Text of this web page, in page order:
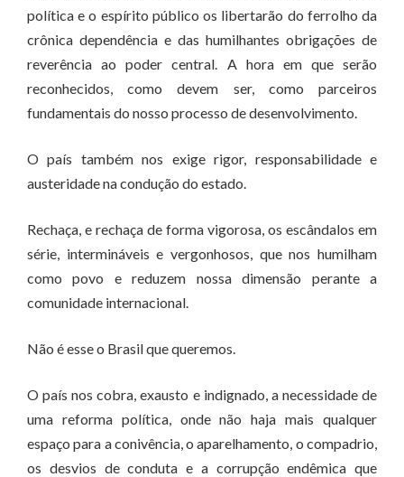
política e o espírito público os libertarão do ferrolho da
crônica dependência e das humilhantes obrigações de
reverência ao poder central. A hora em que serão
reconhecidos, como devem ser, como parceiros
fundamentais do nosso processo de desenvolvimento.
O país também nos exige rigor, responsabilidade e
austeridade na condução do estado.
Rechaça, e rechaça de forma vigorosa, os escândalos em
série, intermináveis e vergonhosos, que nos humilham
como povo e reduzem nossa dimensão perante a
comunidade internacional.
Não é esse o Brasil que queremos.
O país nos cobra, exausto e indignado, a necessidade de
uma reforma política, onde não haja mais qualquer
espaço para a conivência, o aparelhamento, o compadrio,
os desvios de conduta e a corrupção endêmica que